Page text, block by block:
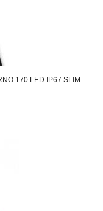
170 LED IP67 SLIM